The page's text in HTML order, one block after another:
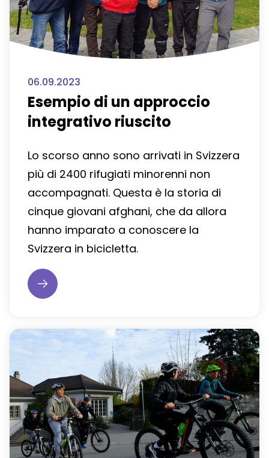
06.09.2023
Esempio di un approccio
integrativo riuscito
Lo scorso anno sono arrivati in Svizzera
più di 2400 rifugiati minorenni non
accompagnati. Questa è la storia di
cinque giovani afghani, che da allora
hanno imparato a conoscere la
Svizzera in bicicletta.